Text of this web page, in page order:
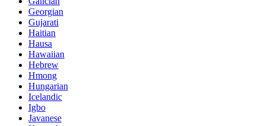
Georgian
Gujarati
Haitian
Hausa
Hawaiian
Hebrew
Hmong
Hungarian
Icelandic
Igbo
Javanese